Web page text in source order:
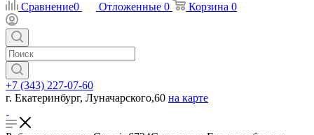
Сравнение0 Отложенные 0 Корзина 0
+7 (343) 227-07-60
г. Екатеринбург, Луначарского,60 на карте